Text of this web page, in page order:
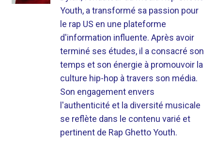
Youth, a transformé sa passion pour
le rap US en une plateforme
d'information influente. Après avoir
terminé ses études, il a consacré son
temps et son énergie à promouvoir la
culture hip-hop à travers son média.
Son engagement envers
l'authenticité et la diversité musicale
se reflète dans le contenu varié et
pertinent de Rap Ghetto Youth.